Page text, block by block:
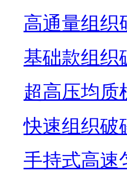
高通量组织
基础款组织
超高压均质
快速组织破
手持式高速